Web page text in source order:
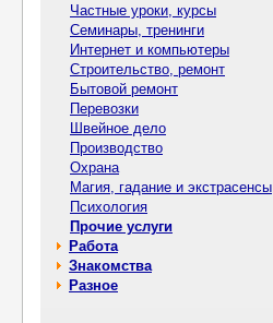
Частные уроки, курсы
Семинары, тренинги
Интернет и компьютеры
Строительство, ремонт
Бытовой ремонт
Перевозки
Швейное дело
Производство
Охрана
Магия, гадание и экстрасенсы
Психология
Прочие услуги
Работа
Знакомства
Разное